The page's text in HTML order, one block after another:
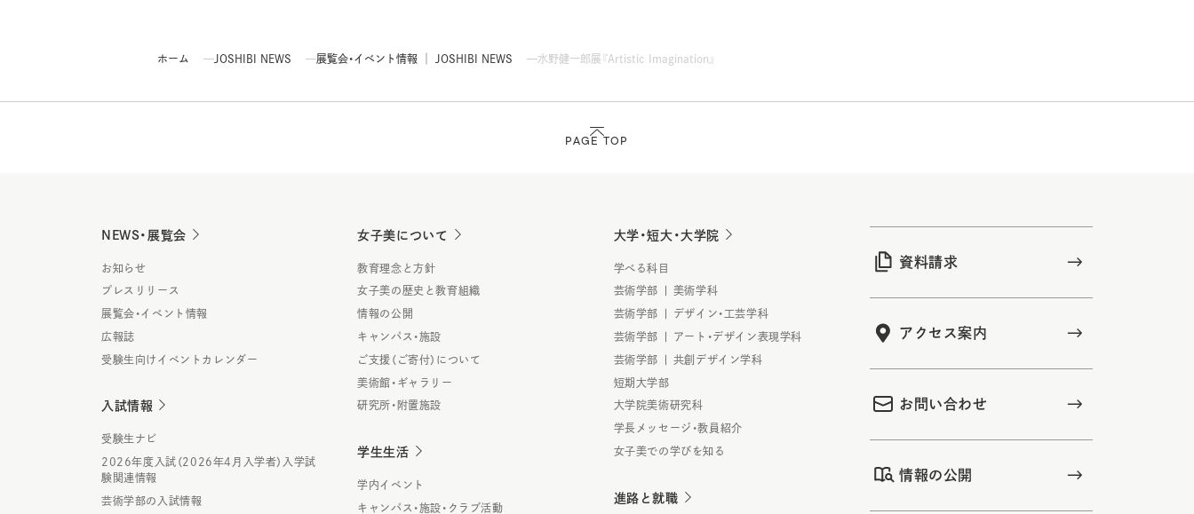
ホーム JOSHIBI NEWS 展覧会・イベント情報 │ JOSHIBI NEWS 水野健一郎展『Artistic Imagination』
PAGE TOP
資料請求
アクセス案内
お問い合わせ
情報の公開
NEWS・展覧会
お知らせ
プレスリリース
展覧会・イベント情報
広報誌
受験生向けイベントカレンダー
入試情報
受験生ナビ
2026年度入試（2026年4月入学者）入学試
験関連情報
芸術学部の入試情報
女子美について
教育理念と方針
女子美の歴史と教育組織
情報の公開
キャンパス・施設
ご支援（ご寄付）について
美術館・ギャラリー
研究所・附置施設
学生生活
学内イベント
キャンパス・施設・クラブ活動
大学・短大・大学院
学べる科目
芸術学部 | 美術学科
芸術学部 | デザイン・工芸学科
芸術学部 | アート・デザイン表現学科
芸術学部 | 共創デザイン学科
短期大学部
大学院美術研究科
学長メッセージ・教員紹介
女子美での学びを知る
進路と就職